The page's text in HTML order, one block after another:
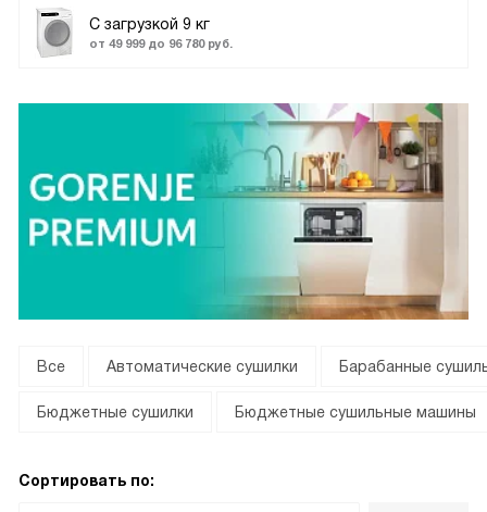
C загрузкой 9 кг
от 49 999 до 96 780 руб.
Все Автоматические сушилки Барабанные
Бюджетные сушилки Бюджетные сушильные машины
Сортировать по: